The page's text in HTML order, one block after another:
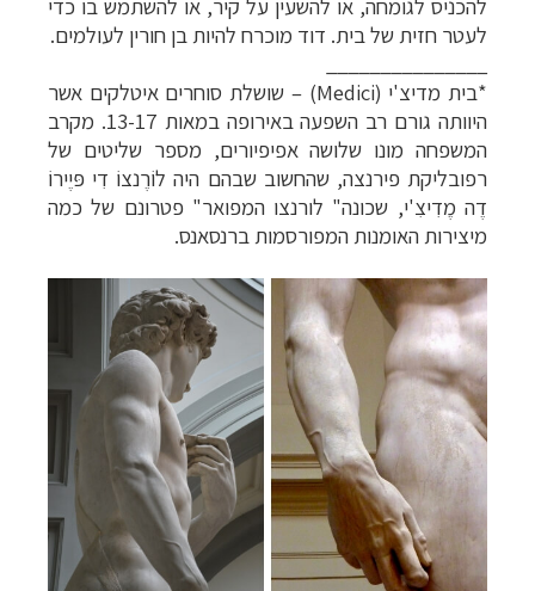
להכניס לגומחה, או להשעין על קיר, או להשתמש בו כדי
לעטר חזית של בית. דוד מוכרח להיות בן חורין לעולמים.
*בית מדיצ'י (Medici)
– שושלת סוחרים איטלקים אשר
היוותה גורם רב השפעה באירופה במאות 13-17. מקרב
המשפחה מונו שלושה אפיפיורים, מספר שליטים של
רפובליקת פירנצה, שהחשוב שבהם היה לוֹרֶנצוֹ דִי פּיֶירוֹ
דֶה מֶדִיצִ'י, שכונה" לורנצו המפואר" פטרונם של כמה
מיצירות האומנות המפורסמות ברנסאנס.